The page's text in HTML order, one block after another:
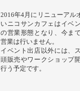
2016年4月にリニューアル
いニコサンカフェはイベ
の営業形態となり、今ま
営業は行いません。
イベント出店以外には、
頭販売やワークショップ
行う予定です。